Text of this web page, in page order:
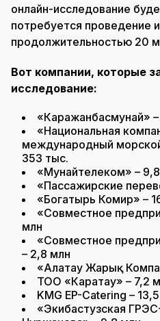
онлайн-исследование
потребуется проведение
продолжительностью 20
Вот компании, которые
исследование:
«Каражанбасмунай»
«Национальная
международный
353 тыс.
«Мунайтелеком» –
«Пассажирские
«Богатырь Комир» –
«Совместное
млн
«Совместное
– 2,8 млн
«Алатау Жарық
ТОО «Каратау» – 7,2
KMG EP-Catering –
«Экибастузская